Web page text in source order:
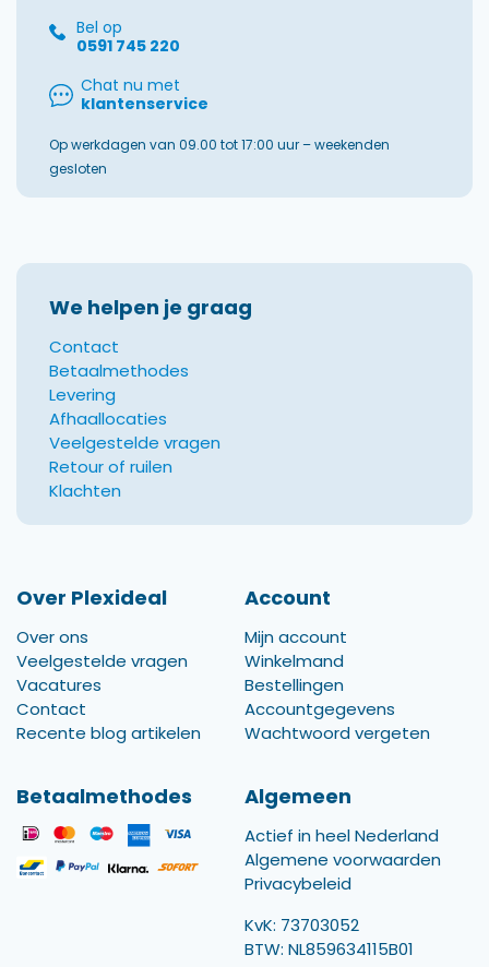
Bel op
0591 745 220
Chat nu met
klantenservice
Op werkdagen van 09.00 tot 17:00 uur – weekenden
gesloten
We helpen je graag
Contact
Betaalmethodes
Levering
Afhaallocaties
Veelgestelde vragen
Retour of ruilen
Klachten
Over Plexideal
Over ons
Veelgestelde vragen
Vacatures
Contact
Recente blog artikelen
Account
Mijn account
Winkelmand
Bestellingen
Accountgegevens
Wachtwoord vergeten
Betaalmethodes Algemeen
Actief in heel Nederland
Algemene voorwaarden
Privacybeleid
KvK: 73703052
BTW: NL859634115B01